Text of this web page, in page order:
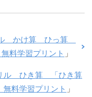
ル かけ算 ひっ算
料学習プリント 」
ル ひき算 「ひき算
料学習プリント 」